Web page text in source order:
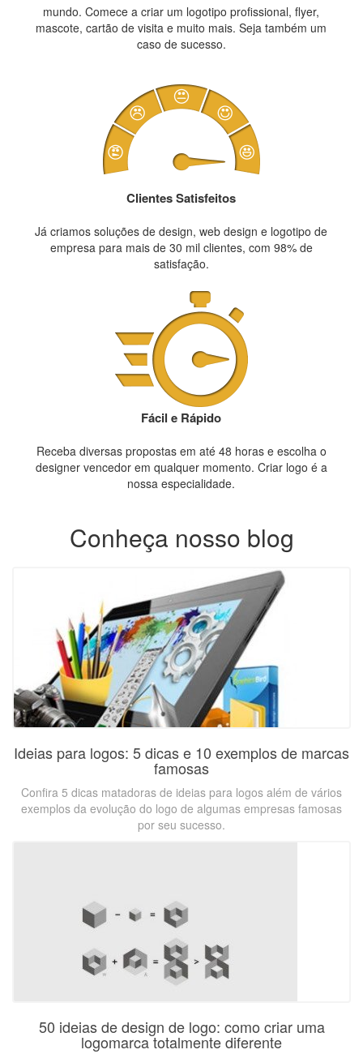
mundo. Comece a criar um logotipo profissional, flyer,
mascote, cartão de visita e muito mais. Seja também um
caso de sucesso.
Clientes Satisfeitos
Já criamos soluções de design, web design e logotipo de
empresa para mais de 30 mil clientes, com 98% de
satisfação.
Fácil e Rápido
Receba diversas propostas em até 48 horas e escolha o
designer vencedor em qualquer momento. Criar logo é a
nossa especialidade.
Conheça nosso blog
Ideias para logos: 5 dicas e 10 exemplos de marcas
famosas
Confira 5 dicas matadoras de ideias para logos além de vários
exemplos da evolução do logo de algumas empresas famosas
por seu sucesso.
50 ideias de design de logo: como criar uma
logomarca totalmente diferente